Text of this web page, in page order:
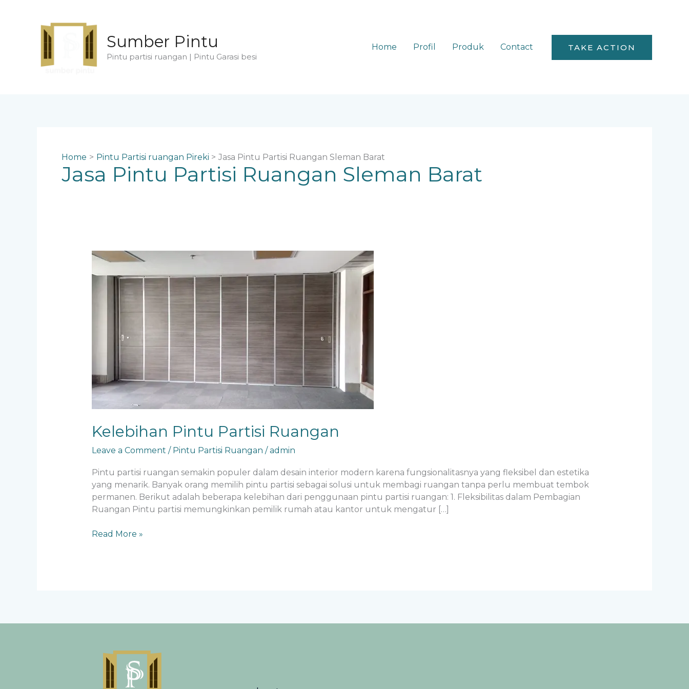
Sumber Pintu
Pintu partisi ruangan | Pintu Garasi besi
Home Profil Produk Contact TAKE ACTION
Home Pintu Partisi ruangan Pireki Jasa Pintu Partisi Ruangan Sleman Barat
Jasa Pintu Partisi Ruangan Sleman Barat
Kelebihan Pintu Partisi Ruangan
Leave a Comment / Pintu Partisi Ruangan /admin
Pintu partisi ruangan semakin populer dalam desain interior modern karena fungsionalitasnya yang fleksibel dan estetika
yang menarik. Banyak orang memilih pintu partisi sebagai solusi untuk membagi ruangan tanpa perlu membuat tembok
permanen. Berikut adalah beberapa kelebihan dari penggunaan pintu partisi ruangan: 1. Fleksibilitas dalam Pembagian
Ruangan Pintu partisi memungkinkan pemilik rumah atau kantor untuk mengatur […]
Kelebihan
Ruangan
Read More »